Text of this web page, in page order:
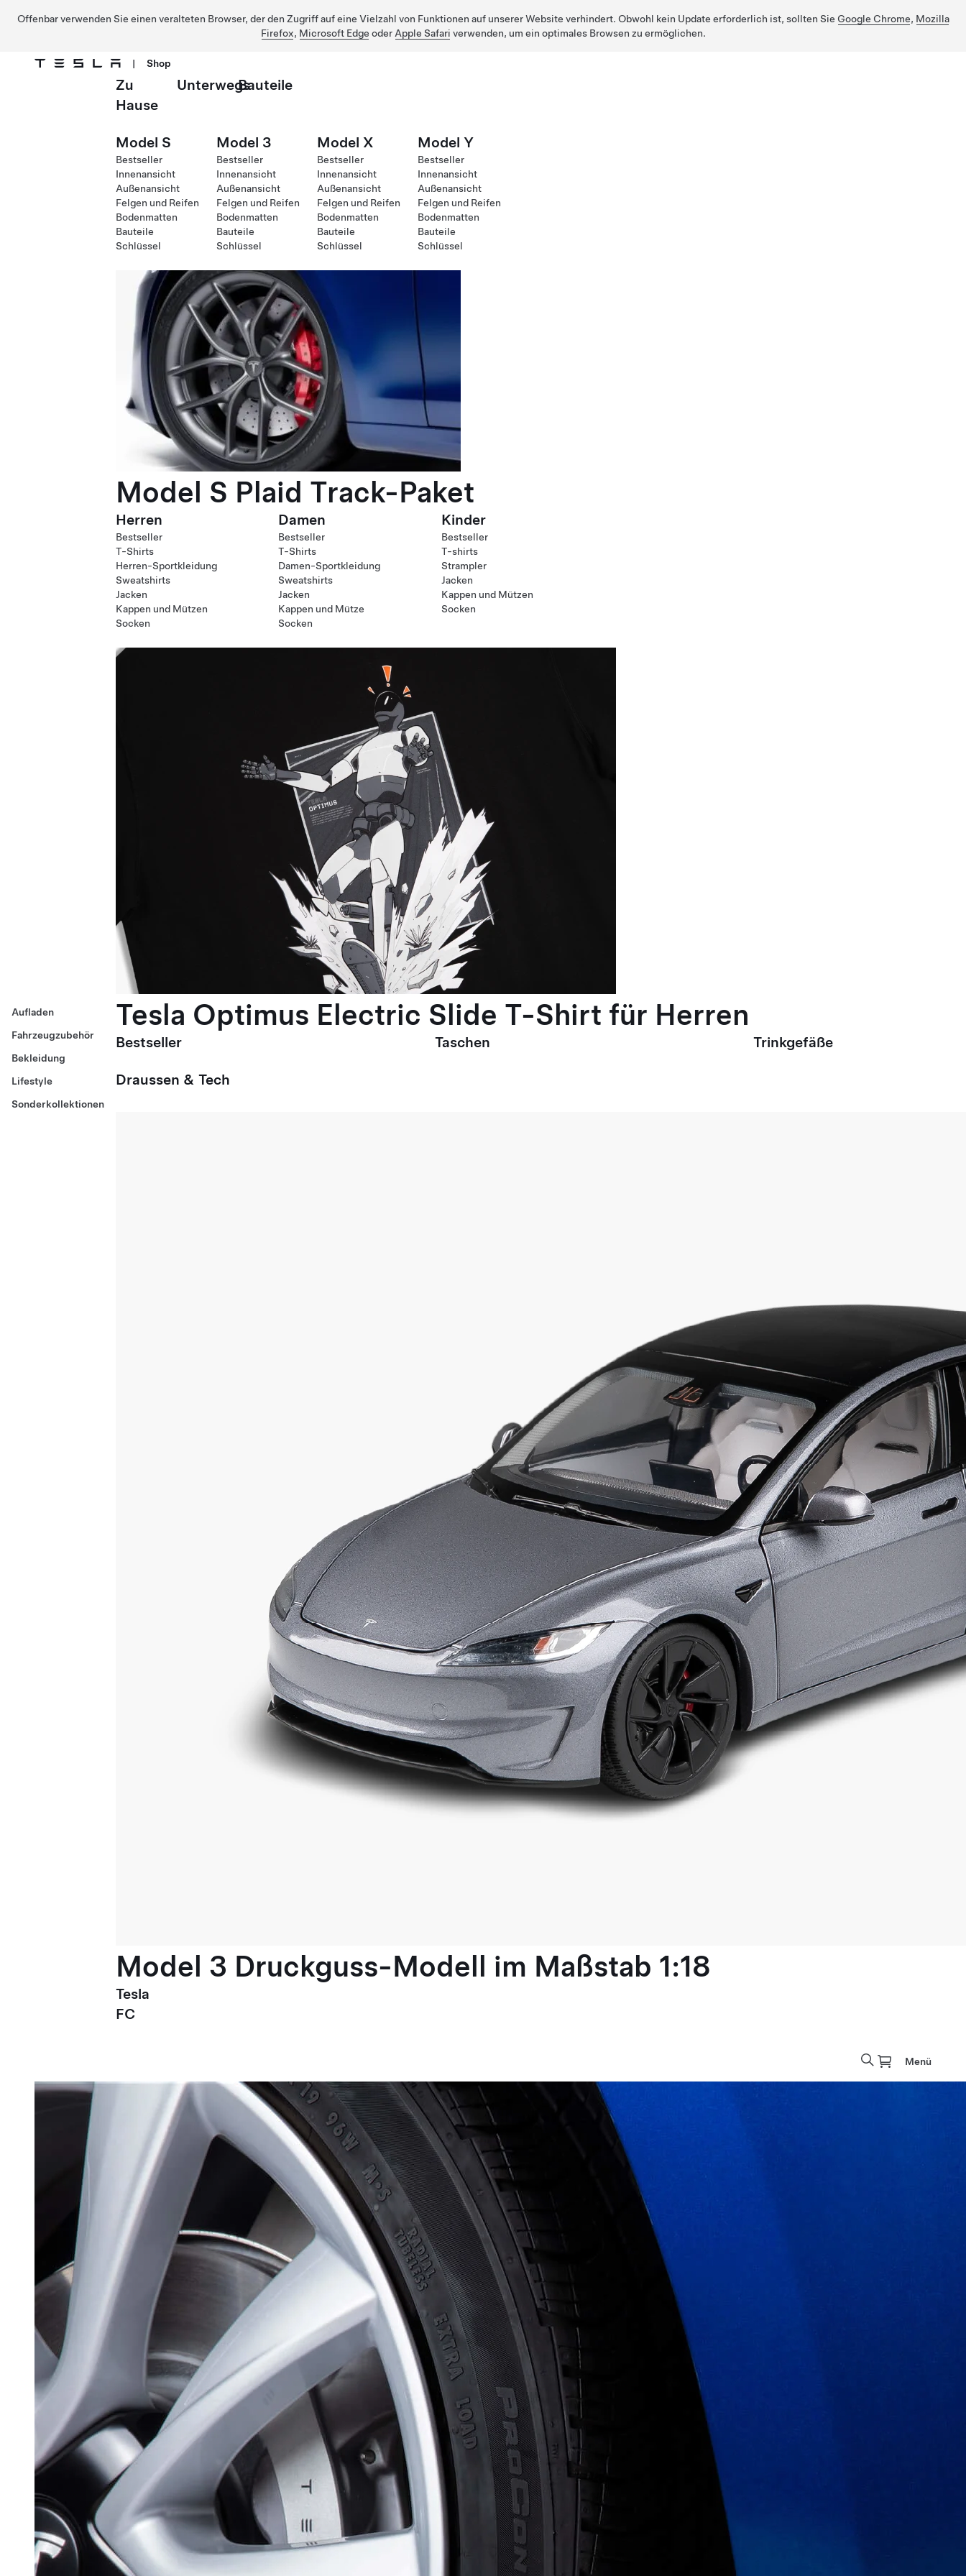
Offenbar verwenden Sie einen veralteten Browser, der den Zugriff auf eine Vielzahl von Funktionen auf unserer Website verhindert. Obwohl kein Update erforderlich ist, sollten Sie Google Chrome, Mozilla
Firefox, Microsoft Edge oder Apple Safari verwenden, um ein optimales Browsen zu ermöglichen.
| Shop
Aufladen
Fahrzeugzubehör
Bekleidung
Lifestyle
Sonderkollektionen
Zu
Hause
UnterwegsBauteile
Model S
Bestseller
Innenansicht
Außenansicht
Felgen und Reifen
Bodenmatten
Bauteile
Schlüssel
Model 3
Bestseller
Innenansicht
Außenansicht
Felgen und Reifen
Bodenmatten
Bauteile
Schlüssel
Model X
Bestseller
Innenansicht
Außenansicht
Felgen und Reifen
Bodenmatten
Bauteile
Schlüssel
Model Y
Bestseller
Innenansicht
Außenansicht
Felgen und Reifen
Bodenmatten
Bauteile
Schlüssel
Model S Plaid Track-Paket
Herren
Bestseller
T-Shirts
Herren-Sportkleidung
Sweatshirts
Jacken
Kappen und Mützen
Socken
Damen
Bestseller
T-Shirts
Damen-Sportkleidung
Sweatshirts
Jacken
Kappen und Mütze
Socken
Kinder
Bestseller
T-shirts
Strampler
Jacken
Kappen und Mützen
Socken
Tesla Optimus Electric Slide T-Shirt für Herren
Bestseller Taschen Trinkgefäße
Draussen & Tech
Model 3 Druckguss-Modell im Maßstab 1:18
Tesla
FC
Menü